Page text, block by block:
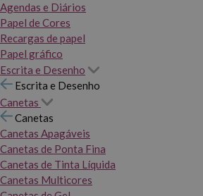
Agendas e Diários
Papel de Cores
Recargas de papel
Papel gráfico
Escrita e Desenho
Escrita e Desenho
Canetas
Canetas
Canetas Apagáveis
Canetas de Ponta Fina
Canetas de Tinta Líquida
Canetas Multicores